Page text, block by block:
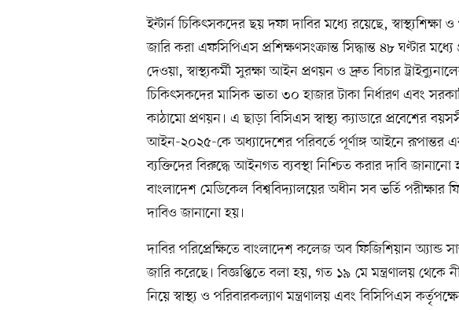
ইন্টার্ন চিকিৎসকদের ছয় দফা দাবির মধ্যে রয়েছে,
জারি করা এফসিপিএস প্রশিক্ষণসংক্রান্ত সিদ্ধান্ত ৪৮ ঘণ্টার
দেওয়া, স্বাস্থ্যকর্মী সুরক্ষা আইন প্রণয়ন ও দ্রুত বিচার
চিকিৎসকদের মাসিক ভাতা ৩০ হাজার টাকা নির্ধারণ এবং
কাঠামো প্রণয়ন। এ ছাড়া বিসিএস স্বাস্থ্য ক্যাডারে প্রবেশের
আইন-২০২৫-কে অধ্যাদেশের পরিবর্তে পূর্ণাঙ্গ আইনে রূপান্তর
ব্যক্তিদের বিরুদ্ধে আইনগত ব্যবস্থা নিশ্চিত করার দাবি
বাংলাদেশ মেডিকেল বিশ্ববিদ্যালয়ের অধীন সব ভর্তি পরীক্ষার
দাবিও জানানো হয়।
দাবির পরিপ্রেক্ষিতে বাংলাদেশ কলেজ অব ফিজিশিয়ান অ্যান্ড
জারি করেছে। বিজ্ঞপ্তিতে বলা হয়, গত ১৯ মে মন্ত্রণালয় থেকে
নিয়ে স্বাস্থ্য ও পরিবারকল্যাণ মন্ত্রণালয় এবং বিসিপিএস